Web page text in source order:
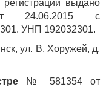
регистрации выдано
24.06.2015 с
УНП 192032301.
ул. В. Хоружей, д.
№ 581354 от